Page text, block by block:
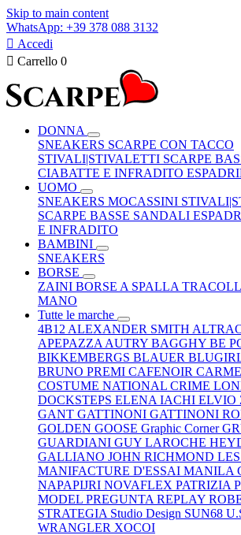
Skip to main content
WhatsApp: +39 378 088 3132
 Accedi
 Carrello 0
DONNA
SNEAKERS SCARPE CON TACCO
STIVALI|STIVALETTI SCARPE
CIABATTE E INFRADITO
UOMO
SNEAKERS MOCASSINI
SCARPE BASSE SANDALI
E INFRADITO
BAMBINI
SNEAKERS
BORSE
ZAINI BORSE A SPALLA
MANO
Tutte le marche
4B12 ALEXANDER SMITH
APEPAZZA AUTRY BAGGHY BE
BIKKEMBERGS BLAUER
BRUNO PREMI CAFENOIR
COSTUME NATIONAL CRIME
DOCKSTEPS ELENA IACHI ELVIO
GANT GATTINONI GATTINONI
GOLDEN GOOSE Graphic Corner
GUARDIANI GUY LAROCHE
GALLIANO JOHN RICHMOND
MANIFACTURE D'ESSAI MANILA
NAPAPIJRI NOVAFLEX PATRIZIA
MODEL PREGUNTA REPLAY
STRATEGIA Studio Design SUN68
WRANGLER XOCOI